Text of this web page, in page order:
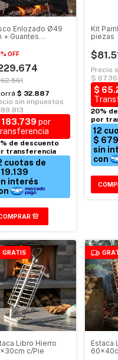
Enlozado Ø49
+ Guantes
% OFF
Kit
piezas
GRATIS
Libro Hierro
c/Pie
Estaca